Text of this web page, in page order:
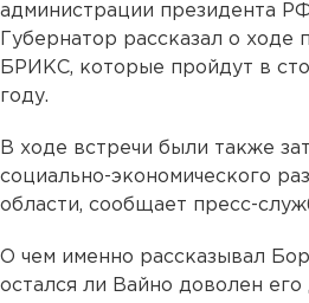
администрации президента
Губернатор рассказал о
БРИКС, которые пройдут в
году.
В ходе встречи были также
социально-экономического
области, сообщает пресс-
О чем именно рассказывал
остался ли Вайно доволен его